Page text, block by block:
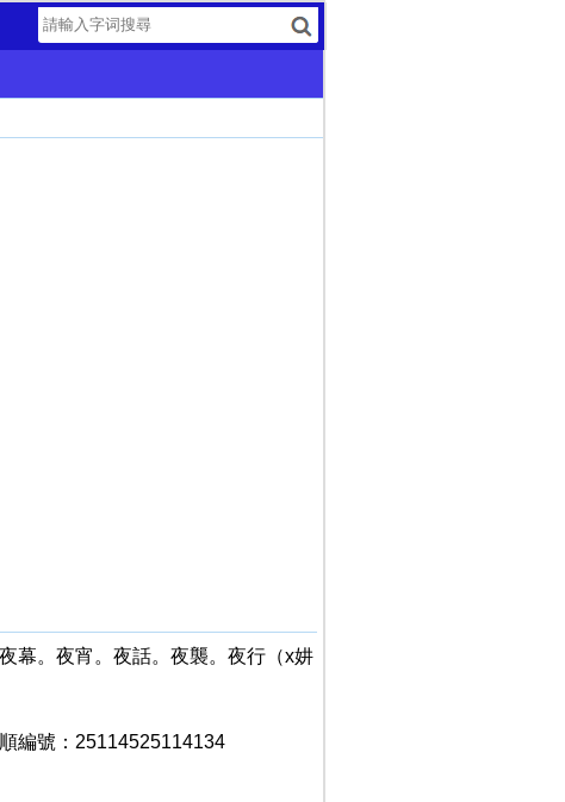
幕。夜宵。夜話。夜襲。夜行（x妌
編號：25114525114134